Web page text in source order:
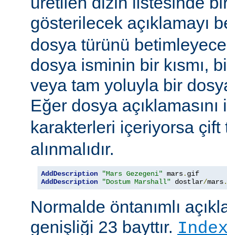
gösterilecek açıklamayı
dosya türünü
dosya isminin bir kısmı,
veya tam yoluyla bir
Eğer dosya
karakterleri içeriyorsa çift
alınmalıdır.
AddDescription "Mars Gezegeni" mars. gif
AddDescription
"Dostum Marshall" dostlar/mars.
Normalde öntanımlı
genişliği 23 bayttır.